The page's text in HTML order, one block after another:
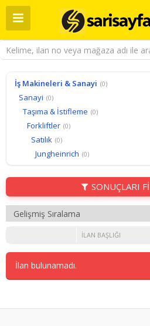
İş Makineleri & Sanayi (0)
Sanayi (0)
Taşıma & İstifleme (0)
Forkliftler (0)
Satılık (0)
Jungheinrich (0)
SONUÇLARI
İLAN BAŞLIĞI
İlan bulunamadı.